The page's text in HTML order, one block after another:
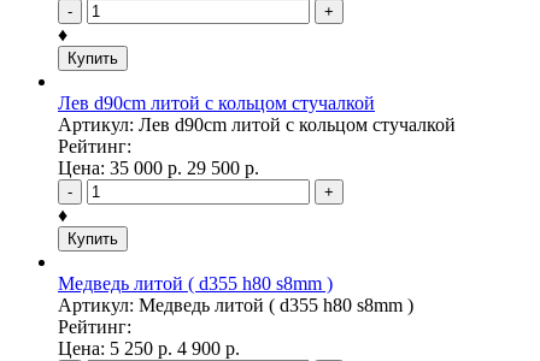
- +
♦
Купить
Лев d90cm литой с кольцом стучалкой
Артикул: Лев d90cm литой с кольцом стучалкой
Рейтинг:
Цена: 35 000 р. 29 500 р.
- +
♦
Купить
Медведь литой ( d355 h80 s8mm )
Артикул: Медведь литой ( d355 h80 s8mm )
Рейтинг:
Цена: 5 250 р. 4 900 р.